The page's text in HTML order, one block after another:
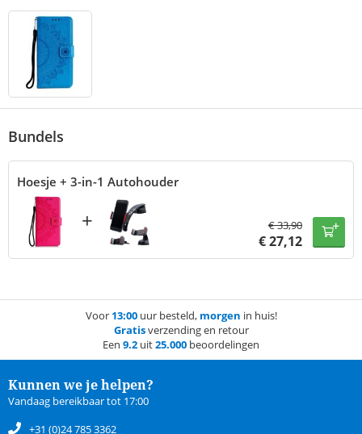
Bundels
Hoesje + 3-in-1 Autohouder
+ €33,90
€27,12
Voor 13:00uur besteld, morgen in huis!
Gratisverzending en retour
Een 9.2 uit25.000 beoordelingen
Kunnen we je helpen?
Vandaag bereikbaar tot 17:00
+31 (0)24 785 3362